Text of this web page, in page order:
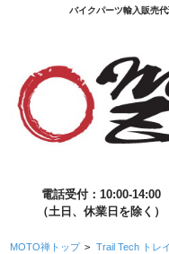
バイクパーツ輸入販売
電話受付：10:00-14:00
（土日、休業日を除く）
MOTO禅トップ > Trail Tech トレ